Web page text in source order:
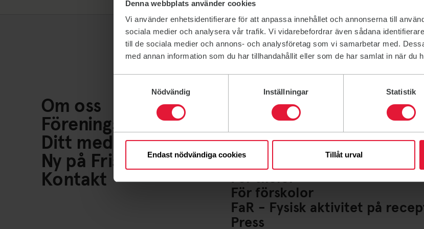
Denna webbplats använder cookies
Vi använder enhetsidentifierare för att anpassa innehållet och annonserna till
sociala medier och analysera vår trafik. Vi vidarebefordrar även sådana
till de sociala medier och annons- och analysföretag som vi samarbetar med.
med annan information som du har tillhandahållit eller som de har samlat in när du
Nödvändig
Inställningar Statistik
Endast nödvändiga cookies Tillåt urval
Om oss
Föreningsliv
Ditt medlemskap
Ny på Friskis
Kontakt
Lediga jobb
Ideella uppdrag
För företag
Friskvårdsbidrag
För lag och Idrottsföreningar
För skolor
För förskolor
FaR - Fysisk aktivitet på
Press